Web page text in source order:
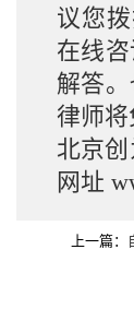
议您
在线
解答
律师
北京
网址
上一篇：